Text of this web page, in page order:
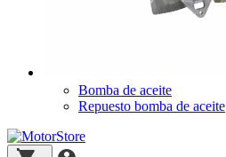
Bomba de aceite
Repuesto bomba de aceite